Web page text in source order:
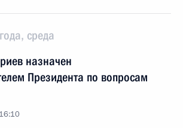
среда
назначен
Президента по вопросам